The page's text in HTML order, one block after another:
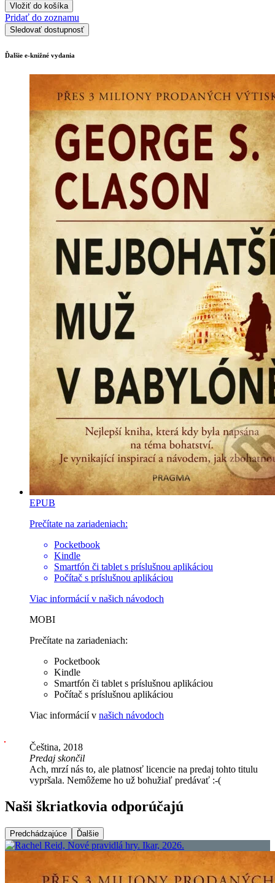
Vložiť do košíka
Pridať do zoznamu
Sledovať dostupnosť
Ďalšie e-knižné vydania
EPUB
Prečítate na zariadeniach:
Pocketbook
Kindle
Smartfón či tablet s príslušnou aplikáciou
Počítač s príslušnou aplikáciou
Viac informácií v našich návodoch
MOBI
Prečítate na zariadeniach:
Pocketbook
Kindle
Smartfón či tablet s príslušnou aplikáciou
Počítač s príslušnou aplikáciou
Viac informácií v našich návodoch
Čeština, 2018
Predaj skončil
Ach, mrzí nás to, ale platnosť licencie na predaj tohto titulu
vypršala. Nemôžeme ho už bohužiaľ predávať :-(
Naši škriatkovia odporúčajú
Predchádzajúce Ďalšie